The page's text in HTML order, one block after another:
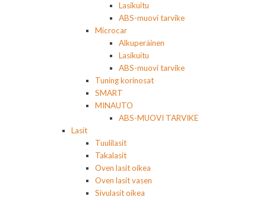
Lasikuitu
ABS-muovi tarvike
Microcar
Alkuperäinen
Lasikuitu
ABS-muovi tarvike
Tuning korinosat
SMART
MINAUTO
ABS-MUOVI TARVIKE
Lasit
Tuulilasit
Takalasit
Oven lasit oikea
Oven lasit vasen
Sivulasit oikea